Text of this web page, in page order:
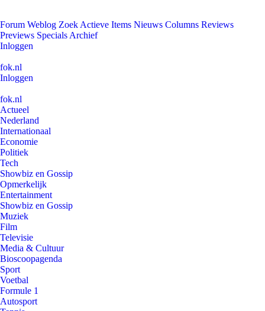
Forum Weblog Zoek Actieve Items Nieuws Columns Reviews
Previews Specials Archief
Inloggen
fok.nl
Inloggen
fok.nl
Actueel
Nederland
Internationaal
Economie
Politiek
Tech
Showbiz en Gossip
Opmerkelijk
Entertainment
Showbiz en Gossip
Muziek
Film
Televisie
Media & Cultuur
Bioscoopagenda
Sport
Voetbal
Formule 1
Autosport